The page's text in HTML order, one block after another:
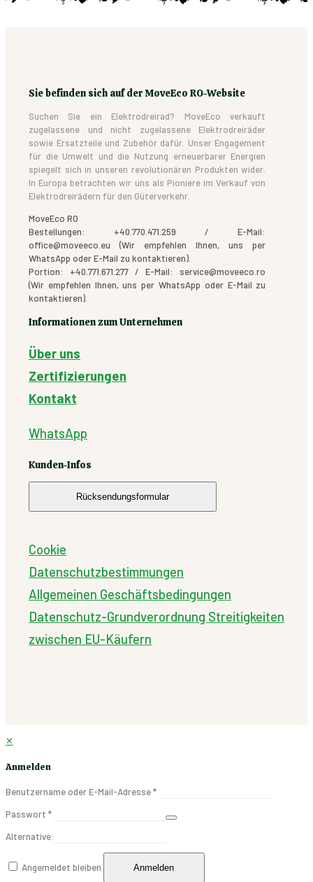
Sie befinden sich auf der MoveEco RO-Website
Suchen Sie ein Elektrodreirad? MoveEco verkauft
zugelassene und nicht zugelassene Elektrodreiräder
sowie Ersatzteile und Zubehör dafür. Unser Engagement
für die Umwelt und die Nutzung erneuerbarer Energien
spiegelt sich in unseren revolutionären Produkten wider.
In Europa betrachten wir uns als Pioniere im Verkauf von
Elektrodreirädern für den Güterverkehr.
MoveEco RO
Bestellungen: +40.770.471.259 / E-Mail:
office@moveeco.eu (Wir empfehlen Ihnen, uns per
WhatsApp oder E-Mail zu kontaktieren).
Portion: +40.771.671.277 / E-Mail: service@moveeco.ro
(Wir empfehlen Ihnen, uns per WhatsApp oder E-Mail zu
kontaktieren).
Informationen zum Unternehmen
Über uns
Zertifizierungen
Kontakt
WhatsApp
Kunden-Infos
Rücksendungsformular
Cookie
Datenschutzbestimmungen
Allgemeinen Geschäftsbedingungen
Datenschutz-Grundverordnung Streitigkeiten
zwischen EU-Käufern
✕
Anmelden
Benutzername oder E-Mail-Adresse*
Passwort *
Alternative:
Angemeldet bleiben Anmelden